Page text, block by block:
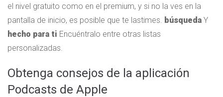
el nivel gratuito como en el premium, y si no la ves en la
pantalla de inicio, es posible que te lastimes. búsqueda Y
hecho para ti Encuéntralo entre otras listas
personalizadas.
Obtenga consejos de la aplicación
Podcasts de Apple